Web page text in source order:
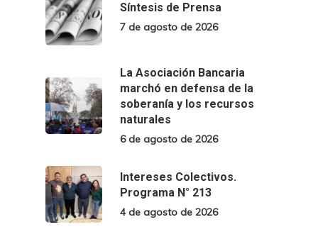
Síntesis de Prensa
7 de agosto de 2026
La Asociación Bancaria
marchó en defensa de la
soberanía y los recursos
naturales
6 de agosto de 2026
Intereses Colectivos.
Programa N° 213
4 de agosto de 2026